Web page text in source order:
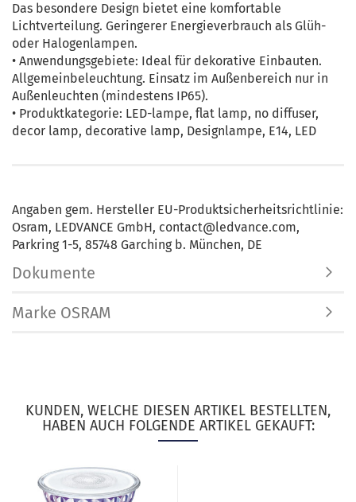
Das besondere Design bietet eine komfortable
Lichtverteilung. Geringerer Energieverbrauch als Glüh-
oder Halogenlampen.
• Anwendungsgebiete: Ideal für dekorative Einbauten.
Allgemeinbeleuchtung. Einsatz im Außenbereich nur in
Außenleuchten (mindestens IP65).
• Produktkategorie: LED-lampe, flat lamp, no diffuser,
decor lamp, decorative lamp, Designlampe, E14, LED
Angaben gem. Hersteller EU-Produktsicherheitsrichtlinie:
Osram, LEDVANCE GmbH, contact@ledvance.com,
Parkring 1-5, 85748 Garching b. München, DE
Dokumente
Marke OSRAM
KUNDEN, WELCHE DIESEN ARTIKEL BESTELLTEN,
HABEN AUCH FOLGENDE ARTIKEL GEKAUFT: